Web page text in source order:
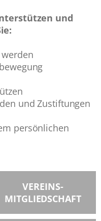
und
und Zustiftungen
persönlichen
VEREINS-
MITGLIEDSCHAFT